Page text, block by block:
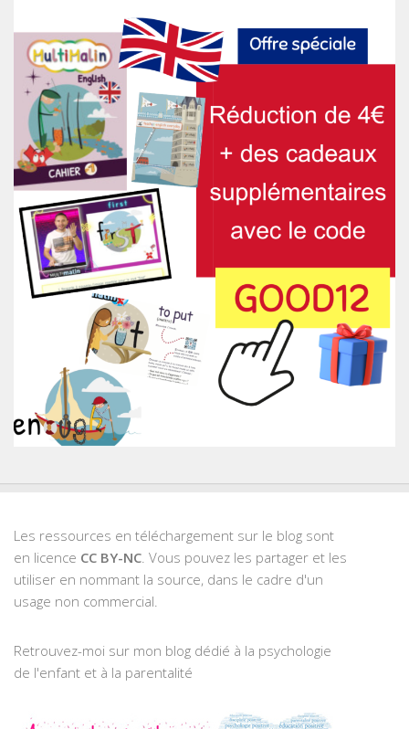
Les ressources en téléchargement sur le blog sont
en licence CC BY-NC. Vous pouvez les partager et les
utiliser en nommant la source, dans le cadre d'un
usage non commercial.
Retrouvez-moi sur mon blog dédié à la psychologie
de l'enfant et à la parentalité